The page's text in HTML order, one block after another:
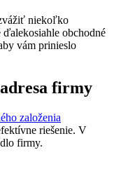
niekoľko
ďalekosiahle obchodné
vám prinieslo
firmy
založenia
riešenie. V
firmy.